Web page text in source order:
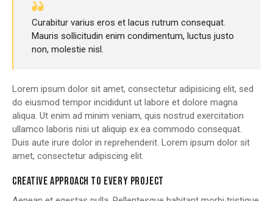
Curabitur varius eros et lacus rutrum consequat.
Mauris sollicitudin enim condimentum, luctus justo
non, molestie nisl.
Lorem ipsum dolor sit amet, consectetur adipisicing elit, sed
do eiusmod tempor incididunt ut labore et dolore magna
aliqua. Ut enim ad minim veniam, quis nostrud exercitation
ullamco laboris nisi ut aliquip ex ea commodo consequat.
Duis aute irure dolor in reprehenderit. Lorem ipsum dolor sit
amet, consectetur adipiscing elit.
CREATIVE APPROACH TO EVERY PROJECT